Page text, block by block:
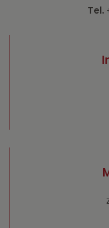
Tel.